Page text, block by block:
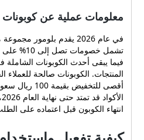
معين من المتجر، بينما تمنحك
على كل المنتجات. أحد أهم
العوامل التي يجب مراعاتها عند
اختيار الكوبون هو الحد الأقصى
للخصم؛ فحتى لو كانت النسبة
عالية، فقد يكون هناك سقف
للخصم بالمبلغ النقدي مثل 100
ريال سعودي لكل طلب. كذلك
يجدر الانتباه لشروط الاستفادة:
معلومات عملية عن كوبونات
في عام 2026 يقدم بلومور
تشمل
المنتجات. الكوبونات صالحة للعملاء
أقصى
انتهاء الكوبون قبل اعتماده على